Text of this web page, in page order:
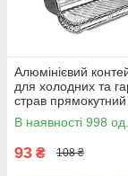
Алюмінієвий
для холодних та
страв
(260х188х68) ( без
уп 10шт.
В наявності 998 од.
93 ₴ 108 ₴